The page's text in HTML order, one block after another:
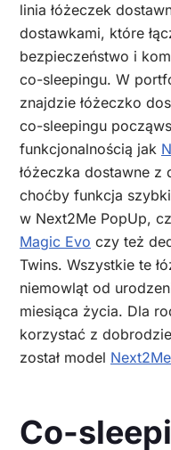
linia łóżeczek
dostawkami, które
bezpieczeństwo i
co-sleepingu. W
znajdzie łóżeczko
co-sleepingu
funkcjonalnością jak
łóżeczka dostawne
choćby funkcja
w Next2Me PopUp,
Magic Evo czy też
Twins. Wszystkie te
niemowląt od
miesiąca życia. Dla
korzystać z
został model
Co-